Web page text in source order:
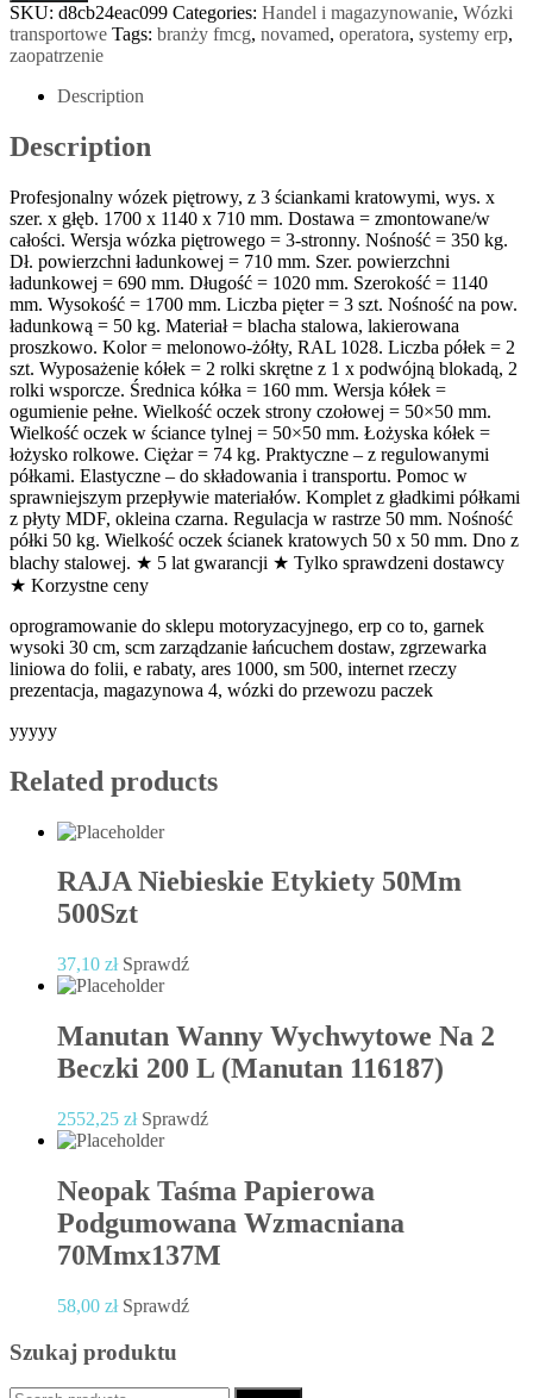
SKU: d8cb24eac099 Categories: Handel i magazynowanie, Wózki
transportowe Tags: branży fmcg, novamed, operatora, systemy erp,
zaopatrzenie
Description
Description
Profesjonalny wózek piętrowy, z 3 ściankami kratowymi, wys. x
szer. x głęb. 1700 x 1140 x 710 mm. Dostawa = zmontowane/w
całości. Wersja wózka piętrowego = 3-stronny. Nośność = 350 kg.
Dł. powierzchni ładunkowej = 710 mm. Szer. powierzchni
ładunkowej = 690 mm. Długość = 1020 mm. Szerokość = 1140
mm. Wysokość = 1700 mm. Liczba pięter = 3 szt. Nośność na pow.
ładunkową = 50 kg. Materiał = blacha stalowa, lakierowana
proszkowo. Kolor = melonowo-żółty, RAL 1028. Liczba półek = 2
szt. Wyposażenie kółek = 2 rolki skrętne z 1 x podwójną blokadą, 2
rolki wsporcze. Średnica kółka = 160 mm. Wersja kółek =
ogumienie pełne. Wielkość oczek strony czołowej = 50×50 mm.
Wielkość oczek w ściance tylnej = 50×50 mm. Łożyska kółek =
łożysko rolkowe. Ciężar = 74 kg. Praktyczne – z regulowanymi
półkami. Elastyczne – do składowania i transportu. Pomoc w
sprawniejszym przepływie materiałów. Komplet z gładkimi półkami
z płyty MDF, okleina czarna. Regulacja w rastrze 50 mm. Nośność
półki 50 kg. Wielkość oczek ścianek kratowych 50 x 50 mm. Dno z
blachy stalowej. ★ 5 lat gwarancji ★ Tylko sprawdzeni dostawcy
★ Korzystne ceny
oprogramowanie do sklepu motoryzacyjnego, erp co to, garnek
wysoki 30 cm, scm zarządzanie łańcuchem dostaw, zgrzewarka
liniowa do folii, e rabaty, ares 1000, sm 500, internet rzeczy
prezentacja, magazynowa 4, wózki do przewozu paczek
yyyyy
Related products
RAJA Niebieskie Etykiety 50Mm
500Szt
37,10 zł Sprawdź
Manutan Wanny Wychwytowe Na 2
Beczki 200 L (Manutan 116187)
2552,25 zł Sprawdź
Neopak Taśma Papierowa
Podgumowana Wzmacniana
70Mmx137M
58,00 zł Sprawdź
Szukaj produktu